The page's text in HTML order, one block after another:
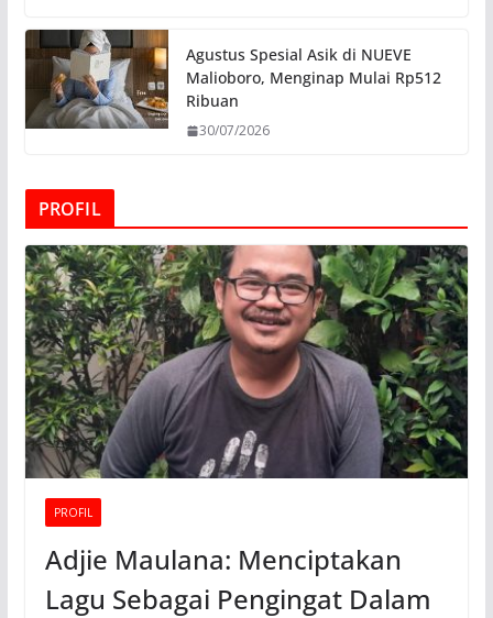
Agustus Spesial Asik di NUEVE
Malioboro, Menginap Mulai Rp512
Ribuan
30/07/2026
PROFIL
PROFIL
Adjie Maulana: Menciptakan
Lagu Sebagai Pengingat Dalam